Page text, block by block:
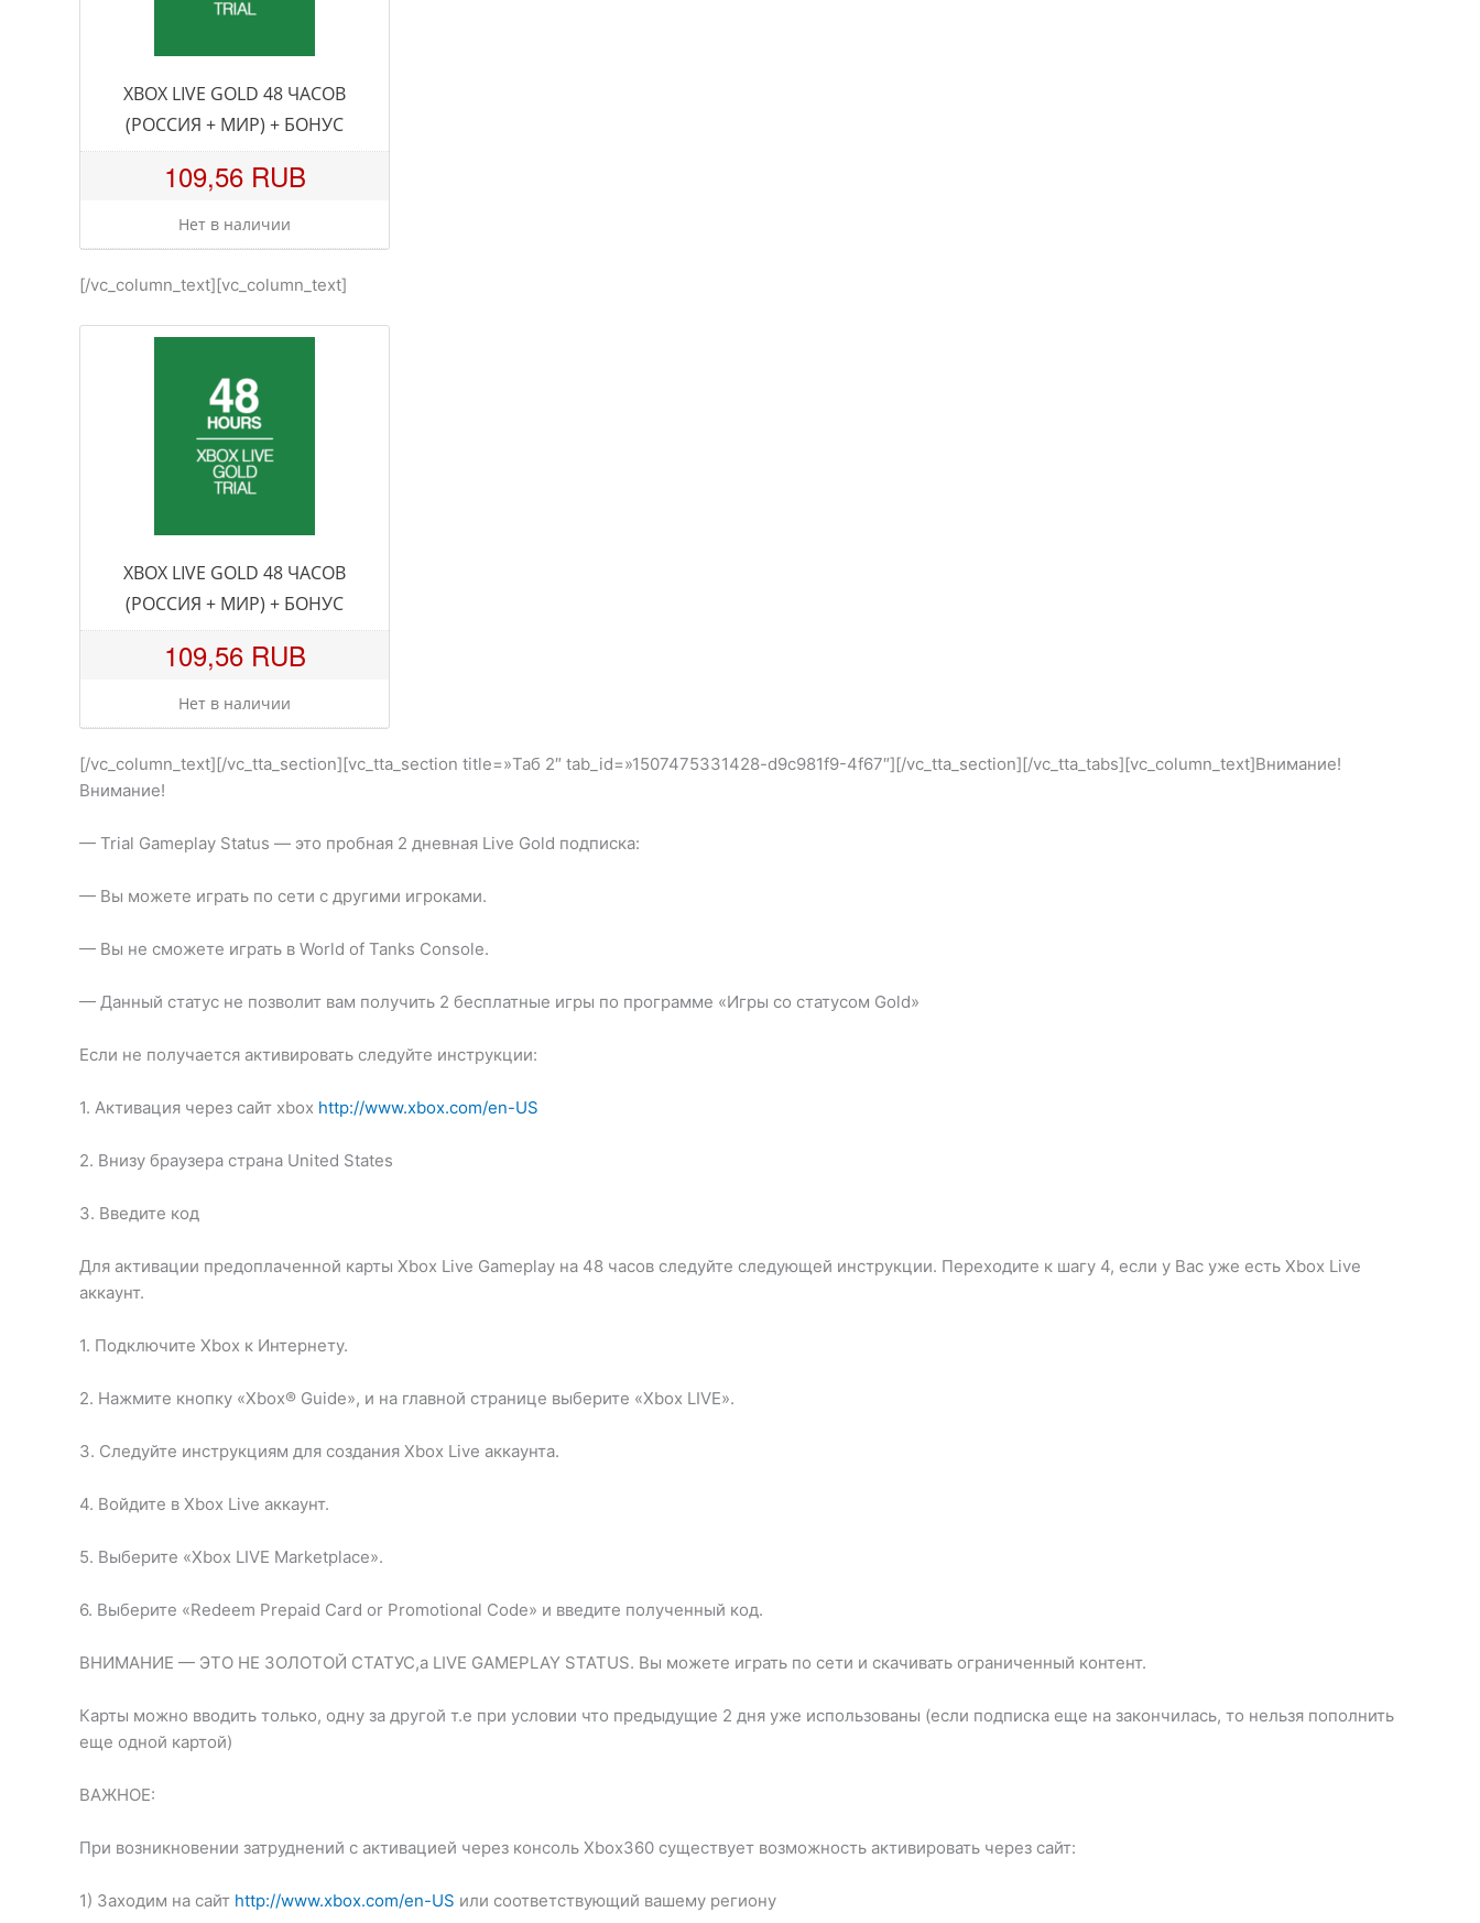
XBOX LIVE GOLD 48 ЧАСОВ
(РОССИЯ + МИР) + БОНУС
109,56 RUB
Нет в наличии
[/vc_column_text][vc_column_text]
XBOX LIVE GOLD 48 ЧАСОВ
(РОССИЯ + МИР) + БОНУС
109,56 RUB
Нет в наличии
[/vc_column_text][/vc_tta_section][vc_tta_section title=»Таб 2″ tab_id=»1507475331428-d9c981f9-4f67″][/vc_tta_section][/vc_tta_tabs][vc_column_text]Внимание!
Внимание!
— Trial Gameplay Status — это пробная 2 дневная Live Gold подписка:
— Вы можете играть по сети с другими игроками.
— Вы не сможете играть в World of Tanks Console.
— Данный статус не позволит вам получить 2 бесплатные игры по программе «Игры со статусом Gold»
Если не получается активировать следуйте инструкции:
1. Активация через сайт xbox http://www.xbox.com/en-US
2. Внизу браузера страна United States
3. Введите код
Для активации предоплаченной карты Xbox Live Gameplay на 48 часов следуйте следующей инструкции. Переходите к шагу 4, если у Вас уже есть Xbox Live
аккаунт.
1. Подключите Xbox к Интернету.
2. Нажмите кнопку «Xbox® Guide», и на главной странице выберите «Xbox LIVE».
3. Следуйте инструкциям для создания Xbox Live аккаунта.
4. Войдите в Xbox Live аккаунт.
5. Выберите «Xbox LIVE Marketplace».
6. Выберите «Redeem Prepaid Card or Promotional Code» и введите полученный код.
ВНИМАНИЕ — ЭТО НЕ ЗОЛОТОЙ СТАТУС,а LIVE GAMEPLAY STATUS. Вы можете играть по сети и скачивать ограниченный контент.
Карты можно вводить только, одну за другой т.е при условии что предыдущие 2 дня уже использованы (если подписка еще на закончилась, то нельзя пополнить
еще одной картой)
ВАЖНОЕ:
При возникновении затруднений с активацией через консоль Xbox360 существует возможность активировать через сайт:
1) Заходим на сайт http://www.xbox.com/en-US или соответствующий вашему региону